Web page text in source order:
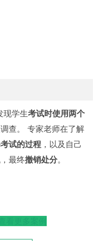
现学生考试时使用两个
调查。 专家老师在了解
试的过程 ，以及自己
最终撤销处分。